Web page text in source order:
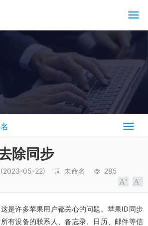
除同步
(2023-05-22) 未命名 285
是许多苹果用户都关心的问题。苹果ID同步
有设备的联系人、备忘录、日历、邮件等信